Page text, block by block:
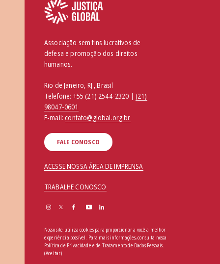
Associação sem fins lucrativos de
defesa e promoção dos direitos
humanos.
Rio de Janeiro, RJ , Brasil
Telefone: +55 (21) 2544-2320 | (21)
98047-0601
E-mail:contato@global.org.br
FALE CONOSCO
ACESSE NOSSA ÁREA DE IMPRENSA
TRABALHE CONOSCO
Nosso site utiliza cookies para proporcionar a você a melhor
experiência possível. Para mais informações, consulta nossa
Política de Privacidade e de Tratamento de Dados Pessoais.
(Aceitar)